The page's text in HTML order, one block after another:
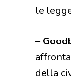
le
–
della